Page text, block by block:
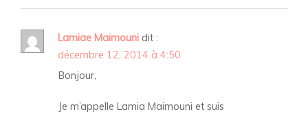
Lamiae Maimouni dit :
décembre 12, 2014 à 4:50
Bonjour,
Je m’appelle Lamia Maimouni et suis